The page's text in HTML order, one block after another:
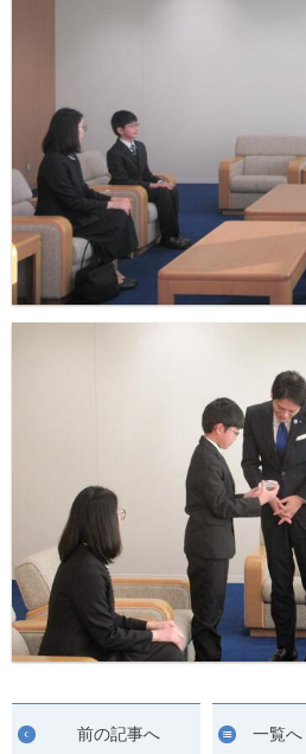
前の記事へ 一覧へ